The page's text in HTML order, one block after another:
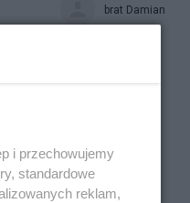
brat Damian
i przechowujemy
standardowe
reklam,